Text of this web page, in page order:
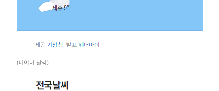
(네이버 날씨)